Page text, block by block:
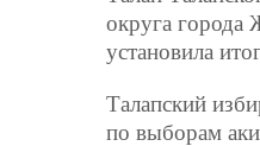
округа города
установила
Талапский
по выборам